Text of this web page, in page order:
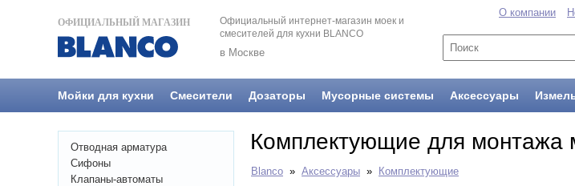
ОФИЦИАЛЬНЫЙ МАГАЗИН
Официальный интернет-магазин моек и
смесителей для кухни BLANCO
в Москве
Мойки для кухни Смесители Дозаторы Мусорные системы Аксессуары
О компании
Отводная арматура
Сифоны
Клапаны-автоматы
Комплектующие для монтажа
Blanco » Аксессуары » Комплектующие